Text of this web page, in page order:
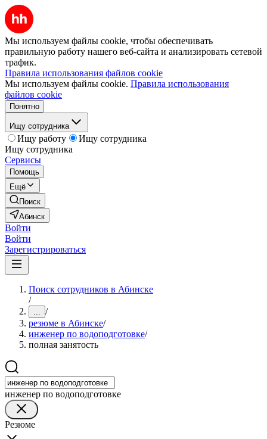
Мы используем файлы cookie, чтобы обеспечивать
правильную работу нашего веб-сайта и анализировать сетевой
трафик.
Правила использования файлов cookie
Мы используем файлы cookie. Правила использования
файлов cookie
Понятно
Ищу сотрудника
Ищу работу
Ищу сотрудника
Ищу сотрудника
Сервисы
Помощь
Ещё
Поиск
Абинск
Войти
Войти
Зарегистрироваться
Поиск сотрудников в Абинске
/
... /
резюме в Абинске/
инженер по водоподготовке/
полная занятость
инженер по водоподготовке
Резюме